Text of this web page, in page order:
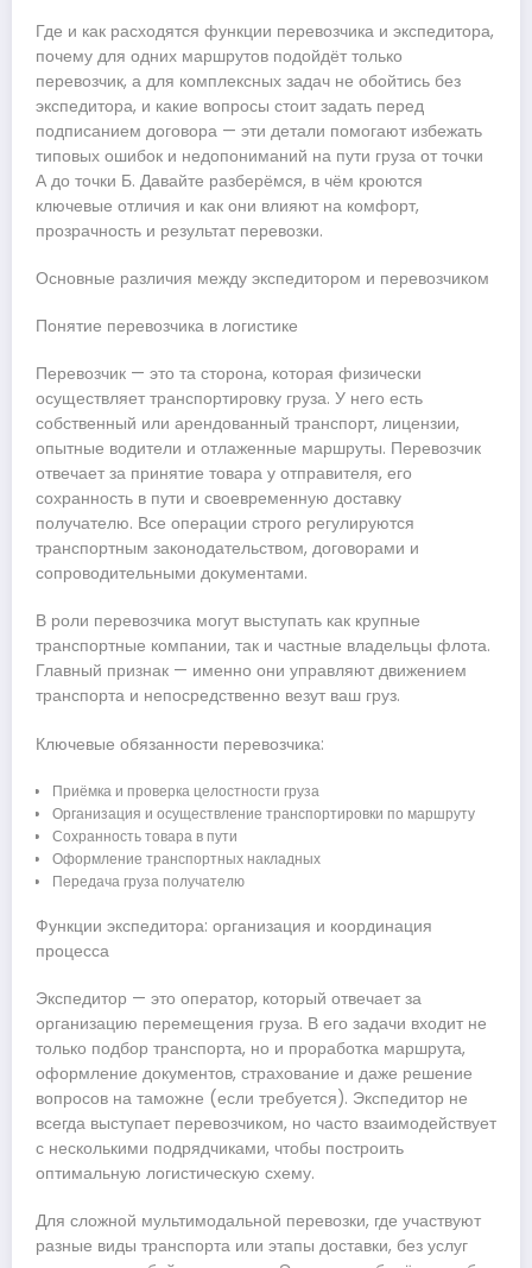
Где и как расходятся функции перевозчика и экспедитора,
почему для одних маршрутов подойдёт только
перевозчик, а для комплексных задач не обойтись без
экспедитора, и какие вопросы стоит задать перед
подписанием договора — эти детали помогают избежать
типовых ошибок и недопониманий на пути груза от точки
А до точки Б. Давайте разберёмся, в чём кроются
ключевые отличия и как они влияют на комфорт,
прозрачность и результат перевозки.
Основные различия между экспедитором и перевозчиком
Понятие перевозчика в логистике
Перевозчик — это та сторона, которая физически
осуществляет транспортировку груза. У него есть
собственный или арендованный транспорт, лицензии,
опытные водители и отлаженные маршруты. Перевозчик
отвечает за принятие товара у отправителя, его
сохранность в пути и своевременную доставку
получателю. Все операции строго регулируются
транспортным законодательством, договорами и
сопроводительными документами.
В роли перевозчика могут выступать как крупные
транспортные компании, так и частные владельцы флота.
Главный признак — именно они управляют движением
транспорта и непосредственно везут ваш груз.
Ключевые обязанности перевозчика:
Приёмка и проверка целостности груза
Организация и осуществление транспортировки по маршруту
Сохранность товара в пути
Оформление транспортных накладных
Передача груза получателю
Функции экспедитора: организация и координация
процесса
Экспедитор — это оператор, который отвечает за
организацию перемещения груза. В его задачи входит не
только подбор транспорта, но и проработка маршрута,
оформление документов, страхование и даже решение
вопросов на таможне (если требуется). Экспедитор не
всегда выступает перевозчиком, но часто взаимодействует
с несколькими подрядчиками, чтобы построить
оптимальную логистическую схему.
Для сложной мультимодальной перевозки, где участвуют
разные виды транспорта или этапы доставки, без услуг